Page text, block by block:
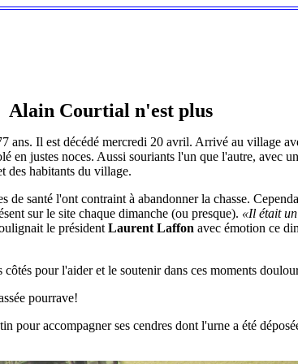
Alain Courtial n'est plus
Il est décédé mercredi 20 avril. Arrivé au village
en justes noces. Aussi souriants l'un que l'autre, avec
des habitants du village.
de santé l'ont contraint à abandonner la chasse.
sur le site chaque dimanche (ou presque). «Il était
le président Laurent Laffon avec émotion ce
pour l'aider et le soutenir dans ces moments
pourrave!
pour accompagner ses cendres dont l'urne a été